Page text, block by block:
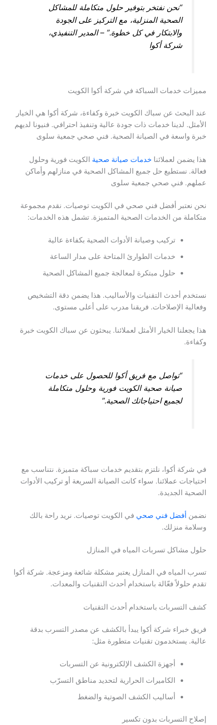
“نحن نفتخر بتوفير حلول متكاملة للمشاكل
الصحية المنزلية، مع التركيز على الجودة
والابتكار في كل خطوة.” – المدير التنفيذي،
شركة أكوا
مميزات خدمات السباكة في شركة أكوا الكويت
عند البحث عن سباك الكويت خبرة وكفاءة، شركة أكوا هي الخيار
الأمثل. لدينا خدمات ذات جودة عالية وتنفيذ احترافي. فنيونا لديهم
خبرة واسعة في الصيانة الصحية. فني صحي جمعية سلوى
هذا يضمن لعملائناخدمات صيانة صحية الكويت فورية وحلول
فعالة. نستطيع حل جميع المشاكل الصحية في منازلهم وأماكن
عملهم. فني صحي جمعية سلوى
نحن نعتبر أفضل فني صحي في الكويت توصيات. نقدم مجموعة
متكاملة من الخدمات الصحية المتميزة. تشمل هذه الخدمات:
تركيب وصيانة الأدوات الصحية بكفاءة عالية
خدمات الطوارئ المتاحة على مدار الساعة
حلول مبتكرة لمعالجة جميع المشاكل الصحية
نستخدم أحدث التقنيات والأساليب. هذا يضمن دقة التشخيص
وفعالية الإصلاحات. فريقنا مدرب على أعلى مستوى.
هذا يجعلنا الخيار الأمثل لعملائنا. يبحثون عن سباك الكويت خبرة
وكفاءة.
“تواصل مع فريق أكوا للحصول على خدمات
صيانة صحية الكويت فورية وحلول متكاملة
لجميع احتياجاتك الصحية.”
في شركة أكوا، نلتزم بتقديم خدمات سباكة متميزة. نتناسب مع
احتياجات عملائنا. سواء كانت الصيانة السريعة أو تركيب الأدوات
الصحية الجديدة.
نضمن أفضل فني صحي في الكويت توصيات. نريد راحة بالك
وسلامة منزلك.
حلول مشاكل تسربات المياه في المنازل
تسرب المياه في المنازل يعتبر مشكلة شائعة ومزعجة. شركة أكوا
تقدم حلولاً فعّالة باستخدام أحدث التقنيات والمعدات.
كشف التسربات باستخدام أحدث التقنيات
فريق خبراء شركة أكوا يبدأ بالكشف عن مصدر التسرب بدقة
عالية. يستخدمون تقنيات متطورة مثل:
أجهزة الكشف الإلكترونية عن التسربات
الكاميرات الحرارية لتحديد مناطق التسرّب
أساليب الكشف الصوتية والضغط
إصلاح التسربات بدون تكسير